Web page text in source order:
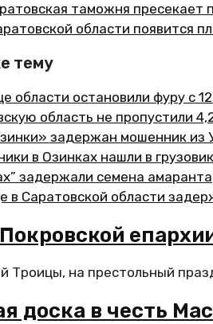
таможня пресекает
области появится
тему
области остановили фуру с
область не пропустили
задержан мошенник из
в Озинках нашли в
задержали семена амаранта
в Саратовской области
Троицы, на престольный
доска в честь